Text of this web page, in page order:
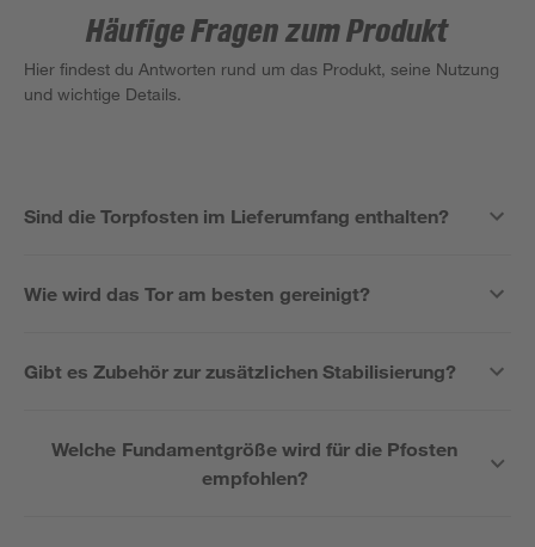
Häufige Fragen zum Produkt
Hier findest du Antworten rund um das Produkt, seine Nutzung
und wichtige Details.
Sind die Torpfosten im Lieferumfang enthalten?
Wie wird das Tor am besten gereinigt?
Gibt es Zubehör zur zusätzlichen Stabilisierung?
Welche Fundamentgröße wird für die Pfosten
empfohlen?